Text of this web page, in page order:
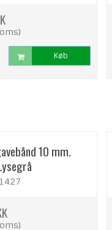
Køb
10 mm.